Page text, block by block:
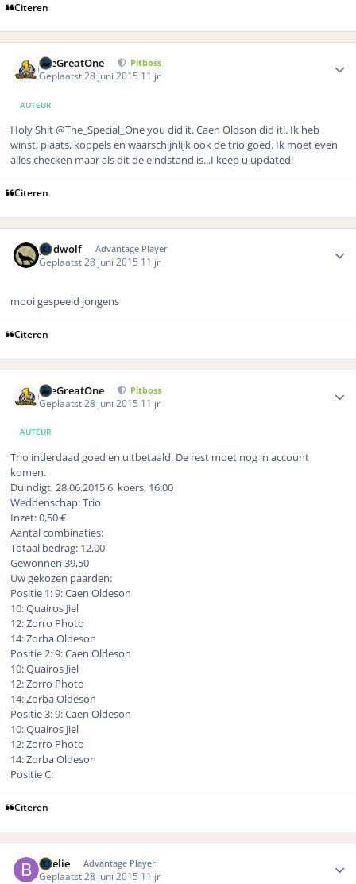
Citeren
TheGreatOne Pitboss
Geplaatst28 juni 2015 11 jr
AUTEUR
Holy Shit @The_Special_One you did it. Caen Oldson did it!. Ik heb
winst, plaats, koppels en waarschijnlijk ook de trio goed. Ik moet even
alles checken maar als dit de eindstand is...I keep u updated!
Citeren
geldwolf Advantage Player
Geplaatst28 juni 2015 11 jr
mooi gespeeld jongens
Citeren
TheGreatOne Pitboss
Geplaatst28 juni 2015 11 jr
AUTEUR
Trio inderdaad goed en uitbetaald. De rest moet nog in account
komen.
Duindigt, 28.06.2015 6. koers, 16:00
Weddenschap: Trio
Inzet: 0,50 €
Aantal combinaties:
Totaal bedrag: 12,00
Gewonnen 39,50
Uw gekozen paarden:
Positie 1: 9: Caen Oldeson
10: Quairos Jiel
12: Zorro Photo
14: Zorba Oldeson
Positie 2: 9: Caen Oldeson
10: Quairos Jiel
12: Zorro Photo
14: Zorba Oldeson
Positie 3: 9: Caen Oldeson
10: Quairos Jiel
12: Zorro Photo
14: Zorba Oldeson
Positie C:
Citeren
Boelie Advantage Player
Geplaatst28 juni 2015 11 jr